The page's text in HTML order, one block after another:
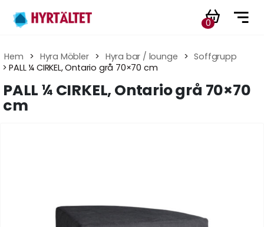
0
Hem > Hyra Möbler > Hyra bar / lounge > Soffgrupp
> PALL ¼ CIRKEL, Ontario grå 70×70 cm
PALL ¼ CIRKEL, Ontario grå 70×70
cm